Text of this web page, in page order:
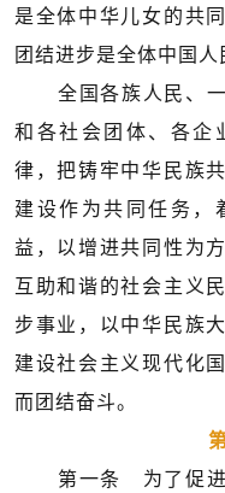
是全体中华儿女的共
团结进步是全体中国人
全国各族人民、
和各社会团体、各企
律，把铸牢中华民族
建设作为共同任务，
益，以增进共同性为
互助和谐的社会主义
步事业，以中华民族
建设社会主义现代化
而团结奋斗。
第一条 为了促